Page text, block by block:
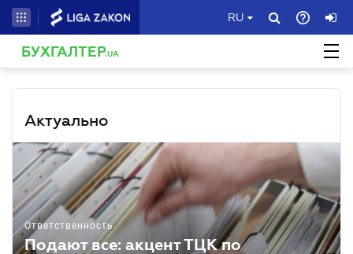
RU
БУХГАЛТЕР.UA
Актуально
Ответственность
Подают все: акцент ТЦК по